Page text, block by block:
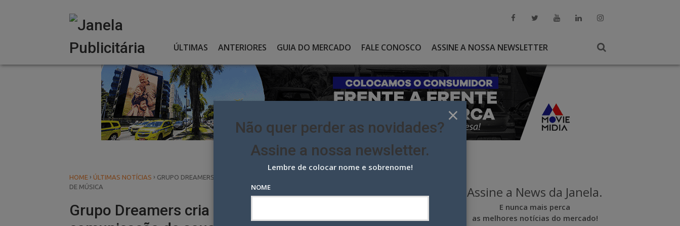
ÚLTIMAS ANTERIORES GUIA DO MERCADO FALE CONOSCO ASSINE A NOSSA NEWSLETTER
HOME › ÚLTIMAS NOTÍCIAS › GRUPO DREAMERS CRIA O HUB ROCKERS, DEDICADO À COMUNICAÇÃO DE SEUS FESTIVAIS
DE MÚSICA
Grupo Dreamers cria o hub Rockers, dedicado à
Assine a News da Janela.
E nunca mais perca
as melhores notícias do mercado!
×
Não quer perder as novidades?
Assine a nossa newsletter.
Lembre de colocar nome e sobrenome!
NOME